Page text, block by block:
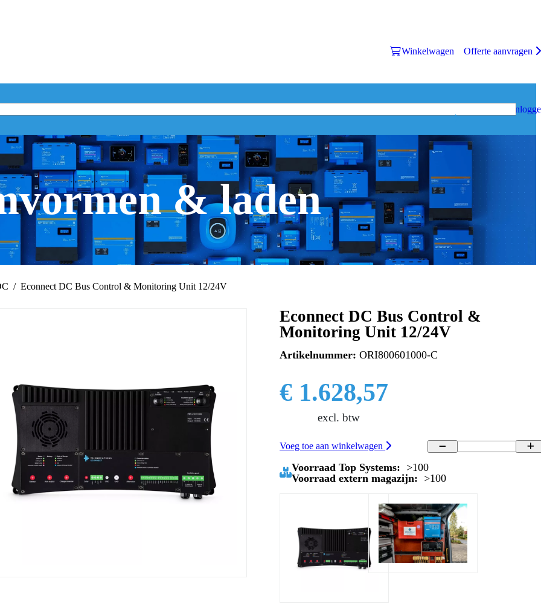
Winkelwagen Offerte aanvragen
& laden
Econnect DC Bus Control & Monitoring Unit 12/24V
Econnect DC Bus Control &
Monitoring Unit 12/24V
Artikelnummer: ORI800601000-C
€ 1.628,57
excl. btw
Voeg toe aan winkelwagen
Voorraad Top Systems: >100
Voorraad extern magazijn: >100